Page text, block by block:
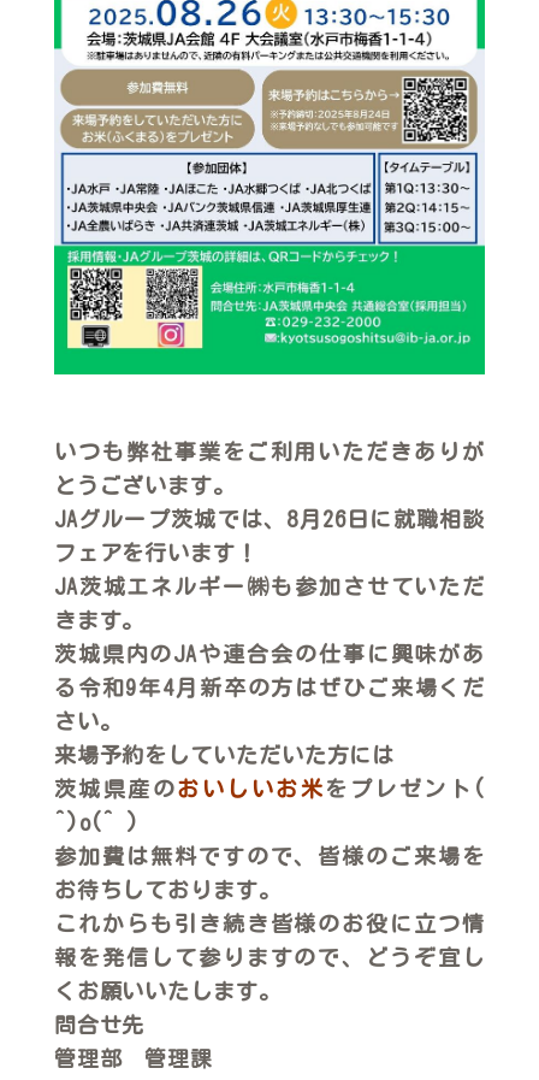
いつも弊社事業をご利用いただきありが
とうございます。
JAグループ茨城では、8月26日に就職相談
フェアを行います！
JA茨城エネルギー㈱も参加させていただ
きます。
茨城県内のJAや連合会の仕事に興味があ
る令和9年4月新卒の方はぜひご来場くだ
さい。
来場予約をしていただいた方には
茨城県産のおいしいお米 をプレゼント(
^)o(^ )
参加費は無料ですので、皆様のご来場を
お待ちしております。
これからも引き続き皆様のお役に立つ情
報を発信して参りますので、どうぞ宜し
くお願いいたします。
問合せ先
管理部 管理課